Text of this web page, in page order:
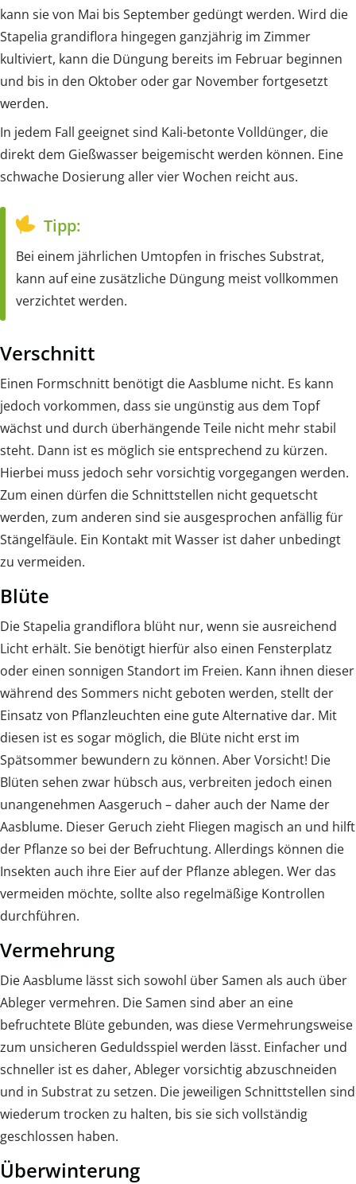
kann sie von Mai bis September gedüngt werden. Wird die
Stapelia grandiflora hingegen ganzjährig im Zimmer
kultiviert, kann die Düngung bereits im Februar beginnen
und bis in den Oktober oder gar November fortgesetzt
werden.
In jedem Fall geeignet sind Kali-betonte Volldünger, die
direkt dem Gießwasser beigemischt werden können. Eine
schwache Dosierung aller vier Wochen reicht aus.
Tipp:
Bei einem jährlichen Umtopfen in frisches Substrat,
kann auf eine zusätzliche Düngung meist vollkommen
verzichtet werden.
Verschnitt
Einen Formschnitt benötigt die Aasblume nicht. Es kann
jedoch vorkommen, dass sie ungünstig aus dem Topf
wächst und durch überhängende Teile nicht mehr stabil
steht. Dann ist es möglich sie entsprechend zu kürzen.
Hierbei muss jedoch sehr vorsichtig vorgegangen werden.
Zum einen dürfen die Schnittstellen nicht gequetscht
werden, zum anderen sind sie ausgesprochen anfällig für
Stängelfäule. Ein Kontakt mit Wasser ist daher unbedingt
zu vermeiden.
Blüte
Die Stapelia grandiflora blüht nur, wenn sie ausreichend
Licht erhält. Sie benötigt hierfür also einen Fensterplatz
oder einen sonnigen Standort im Freien. Kann ihnen dieser
während des Sommers nicht geboten werden, stellt der
Einsatz von Pflanzleuchten eine gute Alternative dar. Mit
diesen ist es sogar möglich, die Blüte nicht erst im
Spätsommer bewundern zu können. Aber Vorsicht! Die
Blüten sehen zwar hübsch aus, verbreiten jedoch einen
unangenehmen Aasgeruch – daher auch der Name der
Aasblume. Dieser Geruch zieht Fliegen magisch an und hilft
der Pflanze so bei der Befruchtung. Allerdings können die
Insekten auch ihre Eier auf der Pflanze ablegen. Wer das
vermeiden möchte, sollte also regelmäßige Kontrollen
durchführen.
Vermehrung
Die Aasblume lässt sich sowohl über Samen als auch über
Ableger vermehren. Die Samen sind aber an eine
befruchtete Blüte gebunden, was diese Vermehrungsweise
zum unsicheren Geduldsspiel werden lässt. Einfacher und
schneller ist es daher, Ableger vorsichtig abzuschneiden
und in Substrat zu setzen. Die jeweiligen Schnittstellen sind
wiederum trocken zu halten, bis sie sich vollständig
geschlossen haben.
Überwinterung